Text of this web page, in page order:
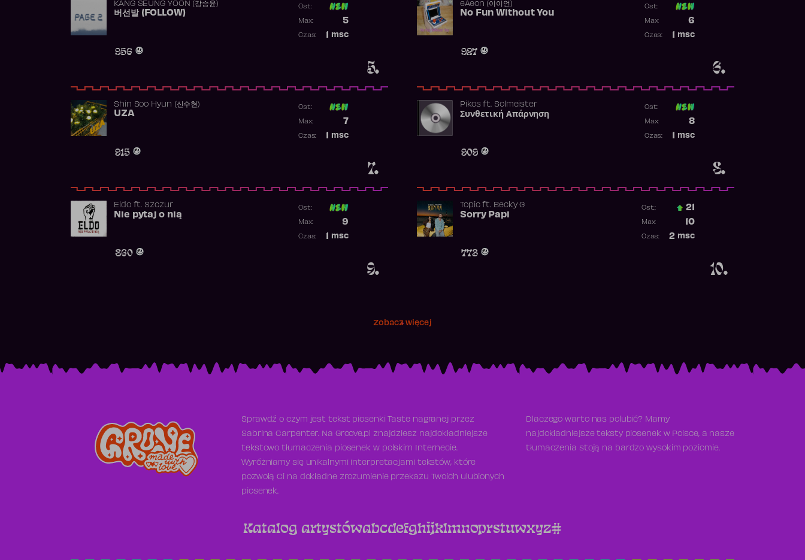
5.
KANG SEUNG YOON (강승윤)
버선발 (FOLLOW)
956
Ost:
5
Max:
msc
Czas:
6.
​eAeon (이이언)
No Fun Without You
927
Ost:
6
Max:
msc
Czas:
7.
Shin Soo Hyun (신수현)
UZA
915
Ost:
7
Max:
msc
Czas:
8.
Pikosft. Solmeister
Συνθετική Απάρνηση
909
Ost:
8
Max:
msc
Czas:
9.
Eldoft. Szczur
Nie pytaj o nią
860
Ost:
9
Max:
msc
Czas:
10.
Topicft. Becky G
Sorry Papi
773
Ost.: 21
10
Max:
2 msc
Czas:
Zobacz więcej
Sprawdź o czym jest tekst piosenki Taste nagranej przez
Sabrina Carpenter. Na Groove.pl znajdziesz najdokładniejsze
tekstowo tłumaczenia piosenek w polskim Internecie.
Wyróżniamy się unikalnymi interpretacjami tekstów, które
pozwolą Ci na dokładne zrozumienie przekazu Twoich ulubionych
piosenek.
Dlaczego warto nas polubić? Mamy
najdokładniejsze teksty piosenek w Polsce, a nasze
tłumaczenia stoją na bardzo wysokim poziomie.
Katalog artystówabcdefghijklmnoprstuwxyz#